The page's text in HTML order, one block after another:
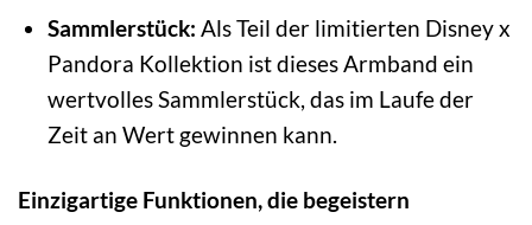
Sammlerstück: Als Teil der limitierten Disney x
Pandora Kollektion ist dieses Armband ein
wertvolles Sammlerstück, das im Laufe der
Zeit an Wert gewinnen kann.
Einzigartige Funktionen, die begeistern